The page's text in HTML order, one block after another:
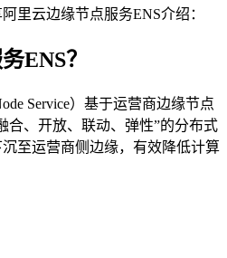
里云边缘节点服务ENS介绍：
ENS？
Service）基于运营商边缘节点
合、开放、联动、弹性”的分布式
至运营商侧边缘，有效降低计算